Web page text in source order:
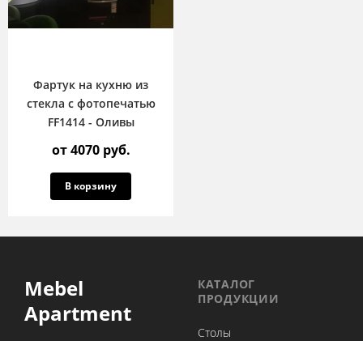
Фартук на кухню из
стекла с фотопечатью
FF1414 - Оливы
от 4070 руб.
В корзину
Mebel
Apartment
КАТАЛОГ
ПРОДУКЦИИ
Столы